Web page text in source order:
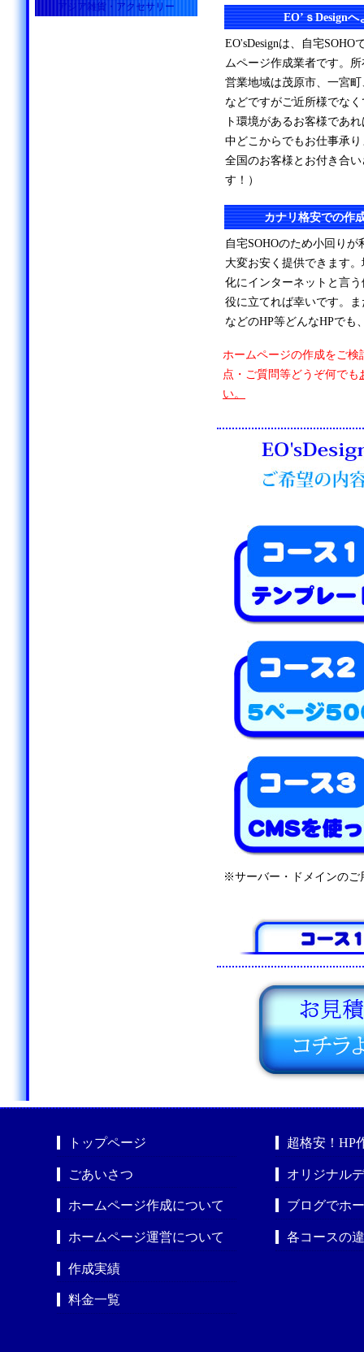
EO’ｓDesign
EO'sDesignは、自宅SOHO
ムページ作成業者です。
営業地域は茂原市、一宮
などですがご近所様でな
ト環境があるお客様であ
中どこからでもお仕事承
全国のお客様とお付き合
す！）
カナリ格安での作
自宅SOHOのため小回り
大変お安く提供できます
化にインターネットと言
役に立てれば幸いです。
などのHP等どんなHPでも
ホームページの作成をご検
点・ご質問等どうぞ何でも
い。
※サーバー・ドメインのご
アジア雑貨・アクセサリー
トップページ
ごあいさつ
ホームページ作成について
ホームページ運営について
作成実績
料金一覧
超格安！HP
オリジナル
ブログでホ
各コースの